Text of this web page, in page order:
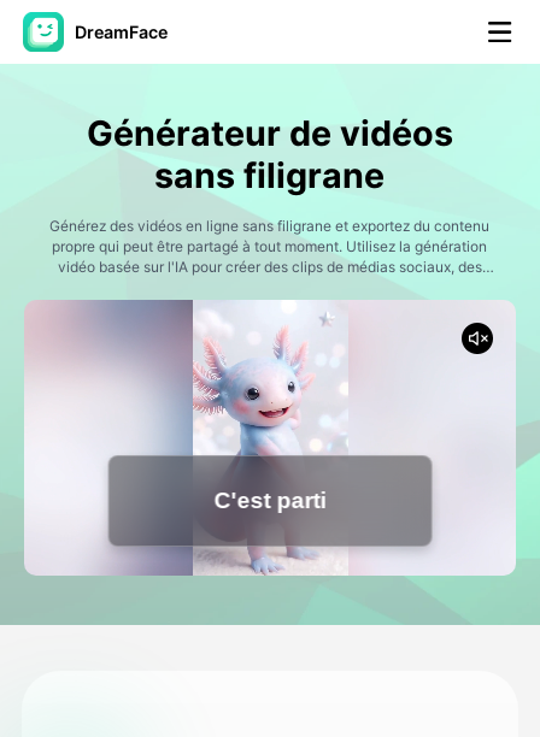
DreamFace
Vidéo d'avatar
AI vidéo
Photos d'IA ▼
Voir tous les outils
Vidéo d'avatar
▼
Générateur de vidéos
sans filigrane
Générez des vidéos en ligne sans filigrane et exportez du contenu
propre qui peut être partagé à tout moment. Utilisez la génération
vidéo basée sur l'IA pour créer des clips de médias sociaux, des
de produits et des projets créatifs.
C'est parti